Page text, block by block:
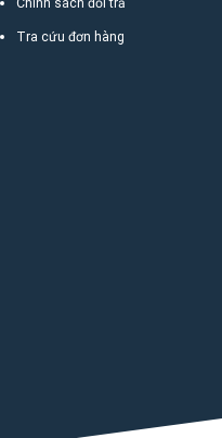
Tra cứu đơn hàng